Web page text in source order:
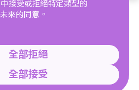
成員
接受或拒絕特定類型的
來的同意。
全部拒絕
全部接受